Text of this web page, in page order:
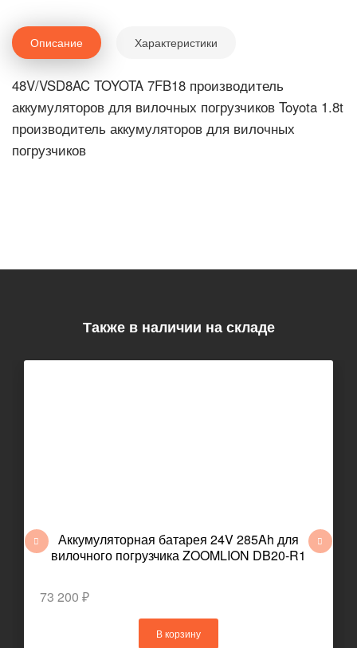
Описание Характеристики
48V/VSD8AC TOYOTA 7FB18 производитель
аккумуляторов для вилочных погрузчиков Toyota 1.8t
производитель аккумуляторов для вилочных
погрузчиков
Также в наличии на складе
Аккумуляторная батарея 24V 285Ah для
вилочного погрузчика ZOOMLION DB20-R1
73 200 ₽
В корзину